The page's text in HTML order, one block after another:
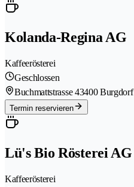
Kolanda-Regina AG
Kaffeerösterei
Geschlossen
Buchmattstrasse 43400 Burgdorf
Termin reservieren
Lü's Bio Rösterei AG
Kaffeerösterei